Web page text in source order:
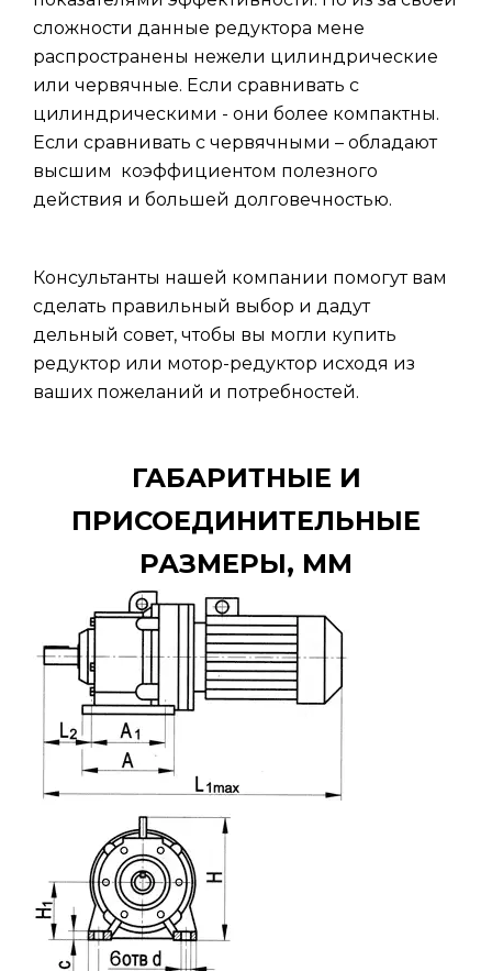
сложности данные редуктора мене
распространены нежели цилиндрические
или червячные. Если сравнивать с
цилиндрическими - они более компактны.
Если сравнивать с червячными – обладают
высшим коэффициентом полезного
действия и большей долговечностью.
Консультанты нашей компании помогут вам
сделать правильный выбор и дадут
дельный совет, чтобы вы могли купить
редуктор или мотор-редуктор исходя из
ваших пожеланий и потребностей.
ГАБАРИТНЫЕ И
ПРИСОЕДИНИТЕЛЬНЫЕ
РАЗМЕРЫ, ММ